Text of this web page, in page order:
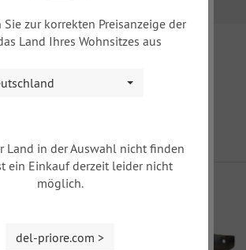
Spider
zur korrekten Preisanzeige der
Land Ihres Wohnsitzes aus
Land in der Auswahl nicht finden
ein Einkauf derzeit leider nicht
möglich.
del-priore.com >